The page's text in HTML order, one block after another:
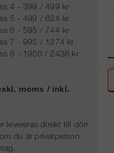
4 - 399 / 499 kr
5 - 499 / 624 kr
6 - 595 / 744 kr
7 - 995 / 1274 kr
8 - 1950 / 2438 kr
moms / inkl.
levereras direkt till dörr
du är privatperson